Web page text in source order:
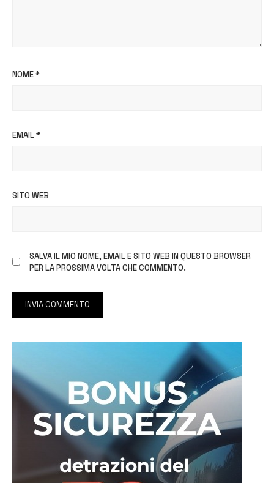
NOME*
EMAIL*
SITO WEB
SALVA IL MIO NOME, EMAIL E SITO WEB IN QUESTO BROWSER
PER LA PROSSIMA VOLTA CHE COMMENTO.